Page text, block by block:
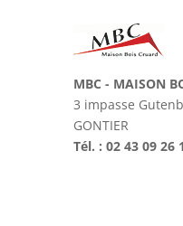
MBC - MAISON
3 impasse
GONTIER
Tél. : 02 43 09 26